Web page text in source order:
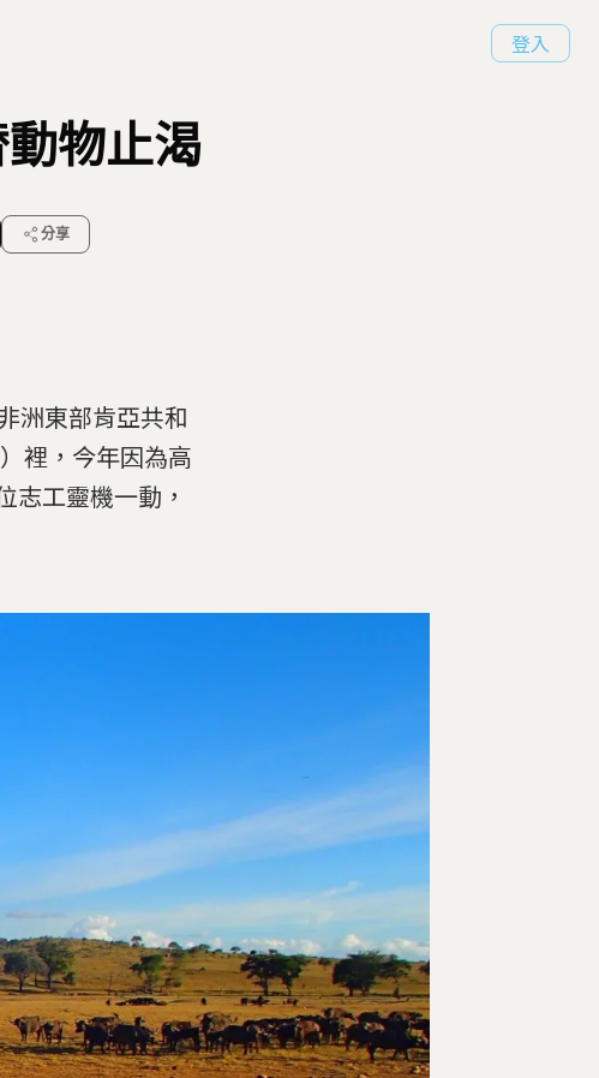
登入
物止渴
分享
洲東部肯亞共和
）裡，今年因為高
志工靈機一動，